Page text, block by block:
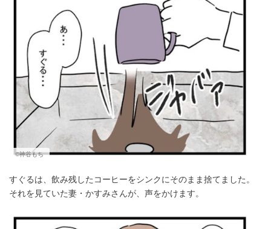
©神谷もち
すぐるは、飲み残したコーヒーをシンクにそのまま捨てました。
それを見ていた妻・かすみさんが、声をかけます。